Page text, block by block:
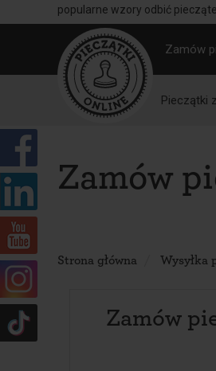
popularne wzory odbić
Zamów
Pieczątki
Zamów
Strona główna Wysyłka
Zamów